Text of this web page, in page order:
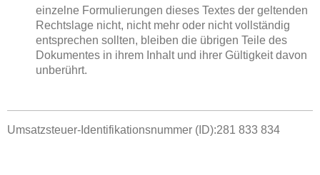
einzelne Formulierungen dieses Textes der geltenden
Rechtslage nicht, nicht mehr oder nicht vollständig
entsprechen sollten, bleiben die übrigen Teile des
Dokumentes in ihrem Inhalt und ihrer Gültigkeit davon
unberührt.
Umsatzsteuer-Identifikationsnummer (ID):281 833 834